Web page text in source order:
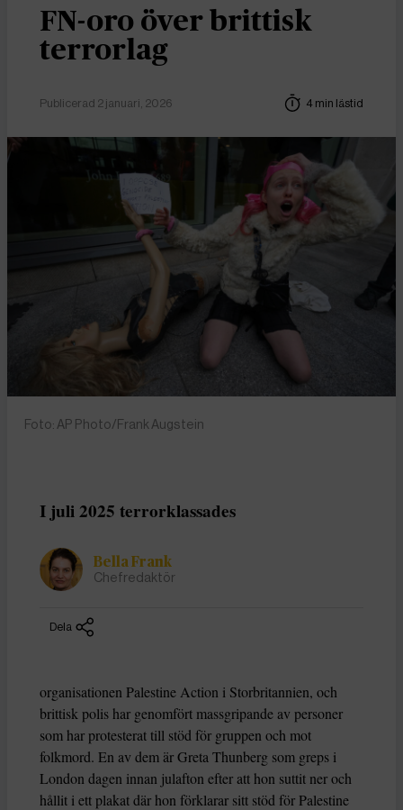
FN-oro över brittisk
terrorlag
Publicerad 2 januari, 2026 4 min lästid
Foto: AP Photo/Frank Augstein
I juli 2025 terrorklassades
Bella Frank
Chefredaktör
Dela
organisationen Palestine Action i Storbritannien, och
brittisk polis har genomfört massgripande av personer
som har protesterat till stöd för gruppen och mot
folkmord. En av dem är Greta Thunberg som greps i
London dagen innan julafton efter att hon suttit ner och
hållit i ett plakat där hon förklarar sitt stöd för Palestine